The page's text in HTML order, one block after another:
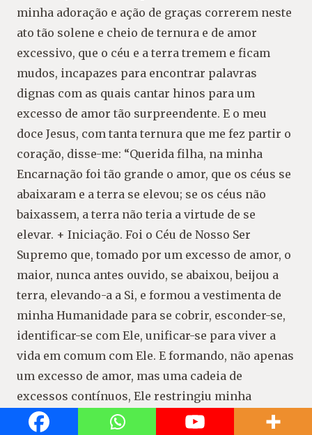
minha adoração e ação de graças correrem neste
ato tão solene e cheio de ternura e de amor
excessivo, que o céu e a terra tremem e ficam
mudos, incapazes para encontrar palavras
dignas com as quais cantar hinos para um
excesso de amor tão surpreendente. E o meu
doce Jesus, com tanta ternura que me fez partir o
coração, disse-me: “Querida filha, na minha
Encarnação foi tão grande o amor, que os céus se
abaixaram e a terra se elevou; se os céus não
baixassem, a terra não teria a virtude de se
elevar. + Iniciação. Foi o Céu de Nosso Ser
Supremo que, tomado por um excesso de amor, o
maior, nunca antes ouvido, se abaixou, beijou a
terra, elevando-a a Si, e formou a vestimenta de
minha Humanidade para se cobrir, esconder-se,
identificar-se com Ele, unificar-se para viver a
vida em comum com Ele. E formando, não apenas
um excesso de amor, mas uma cadeia de
excessos contínuos, Ele restringiu minha
imensidão dentro do pequeno círculo de minha